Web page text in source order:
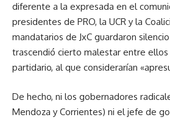
diferente a la expresada en el
presidentes de PRO, la UCR y la
mandatarios de JxC guardaron
trascendió cierto malestar entre
partidario, al que considerarían
De hecho, ni los gobernadores
Mendoza y Corrientes) ni el jefe de